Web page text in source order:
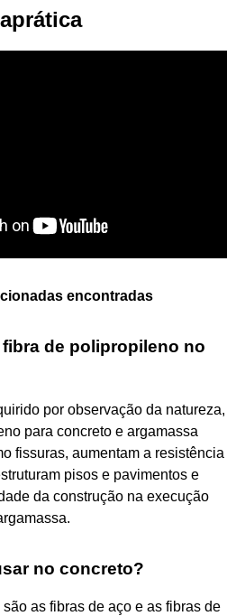
encontradas
fibra de polipropileno no
por observação da natureza,
para concreto e argamassa
fissuras, aumentam a resistência
pisos e pavimentos e
da construção na execução
no concreto?
as fibras de aço e as fibras de